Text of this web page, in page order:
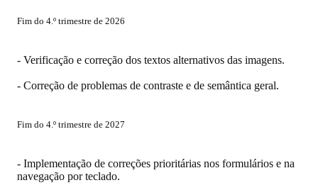
Fim do 4.º trimestre de 2026
- Verificação e correção dos textos alternativos das imagens.
- Correção de problemas de contraste e de semântica geral.
Fim do 4.º trimestre de 2027
- Implementação de correções prioritárias nos formulários e na
navegação por teclado.